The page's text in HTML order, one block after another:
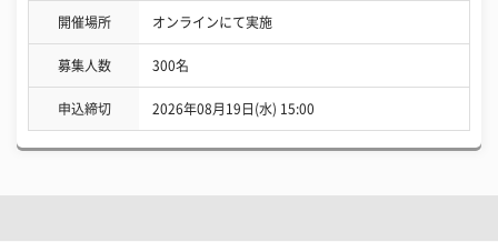
開催場所 オンラインにて実施
募集人数 300名
申込締切 2026年08月19日(水) 15:00